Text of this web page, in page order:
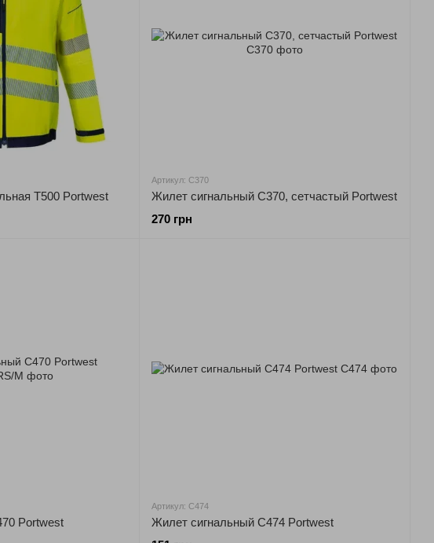
T500 Portwest
Артикул: C370
Жилет сигнальный C370, сетчастый Portwest
270 грн
Portwest
Артикул: C474
Жилет сигнальный C474 Portwest